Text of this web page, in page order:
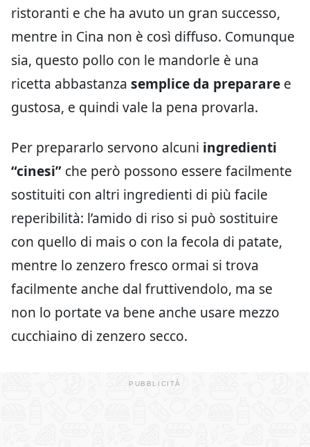
ristoranti e che ha avuto un gran successo,
mentre in Cina non è così diffuso. Comunque
sia, questo pollo con le mandorle è una
ricetta abbastanza semplice da preparare e
gustosa, e quindi vale la pena provarla.
Per prepararlo servono alcuni ingredienti
“cinesi” che però possono essere facilmente
sostituiti con altri ingredienti di più facile
reperibilità: l’amido di riso si può sostituire
con quello di mais o con la fecola di patate,
mentre lo zenzero fresco ormai si trova
facilmente anche dal fruttivendolo, ma se
non lo portate va bene anche usare mezzo
cucchiaino di zenzero secco.